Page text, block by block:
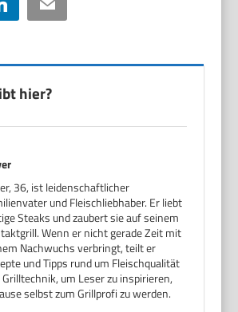
LinkedIn Email
hier?
36, ist leidenschaftlicher
und Fleischliebhaber. Er liebt
Steaks und zaubert sie auf seinem
Wenn er nicht gerade Zeit mit
Nachwuchs verbringt, teilt er
und Tipps rund um Fleischqualität
Grilltechnik, um Leser zu inspirieren,
selbst zum Grillprofi zu werden.